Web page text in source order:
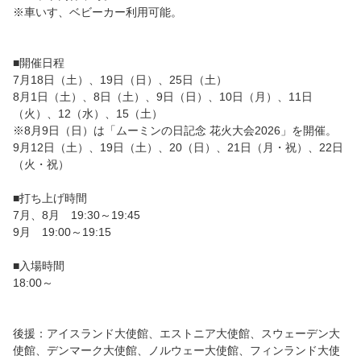
※車いす、ベビーカー利用可能。
■開催日程
7月18日（土）、19日（日）、25日（土）
8月1日（土）、8日（土）、9日（日）、10日（月）、11日
（火）、12（水）、15（土）
※8月9日（日）は「ムーミンの日記念 花火大会2026」を開催。
9月12日（土）、19日（土）、20（日）、21日（月・祝）、22日
（火・祝）
■打ち上げ時間
7月、8月 19:30～19:45
9月 19:00～19:15
■入場時間
18:00～
後援：アイスランド大使館、エストニア大使館、スウェーデン大
使館、デンマーク大使館、ノルウェー大使館、フィンランド大使